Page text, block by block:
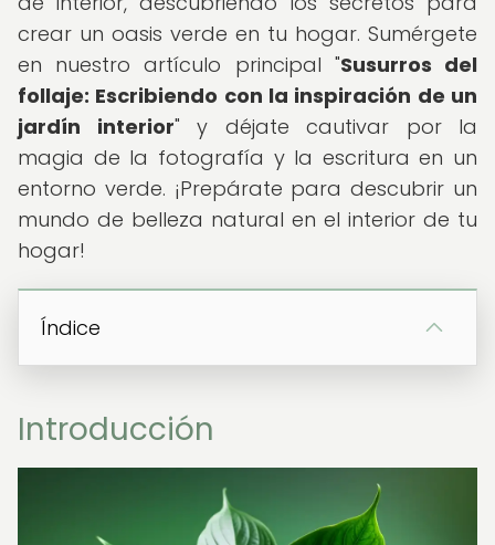
crear un oasis verde en tu hogar. Sumérgete
en nuestro artículo principal "Susurros del
follaje: Escribiendo con la inspiración de un
jardín interior" y déjate cautivar por la
magia de la fotografía y la escritura en un
entorno verde. ¡Prepárate para descubrir un
mundo de belleza natural en el interior de tu
hogar!
Índice
Introducción